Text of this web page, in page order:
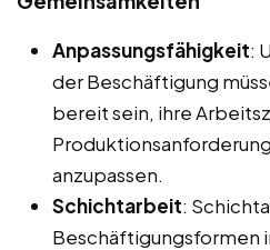
Anpassungsfähigkeit:
der Beschäftigung
bereit sein, ihre
anzupassen.
Schichtarbeit:
Beschäftigungsformen